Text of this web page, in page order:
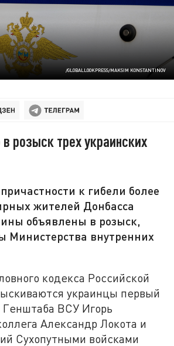
/GLOBALLOOKPRESS/MAKSIM KONSTANTINOV
розыск трех украинских
к гибели более
жителей Донбасса
объявлены в розыск,
Министерства внутренних
кодекса Российской
украинцы первый
Генштаба ВСУ Игорь
Александр Локота и
Сухопутными войсками